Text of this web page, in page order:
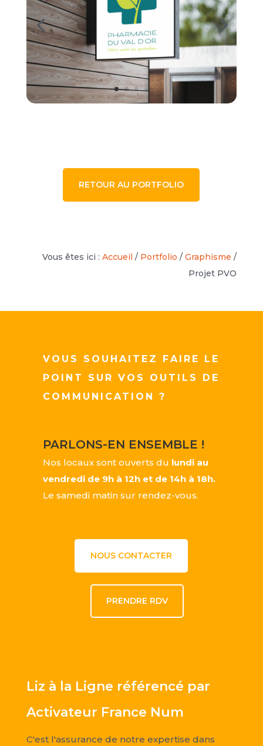
RETOUR AU PORTFOLIO
Vous êtes ici :Accueil / Portfolio /Graphisme /
Projet PVO
VOUS SOUHAITEZ FAIRE LE
POINT SUR VOS OUTILS DE
COMMUNICATION ?
PARLONS-EN ENSEMBLE !
Nos locaux sont ouverts du lundi au
vendredi de 9h à 12h et de 14h à 18h.
Le samedi matin sur rendez-vous.
NOUS CONTACTER
PRENDRE RDV
Liz à la Ligne référencé par
Activateur France Num
C'est l'assurance de notre expertise dans